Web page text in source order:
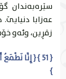
سێره‌به‌ندان
عه‌زابا
زڤڕين، وئه‌و
{ 51 } { إِنَّا
}